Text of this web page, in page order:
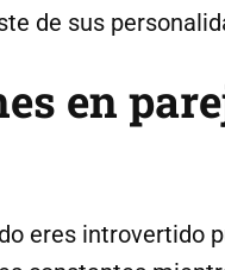
de sus
en
eres introvertido